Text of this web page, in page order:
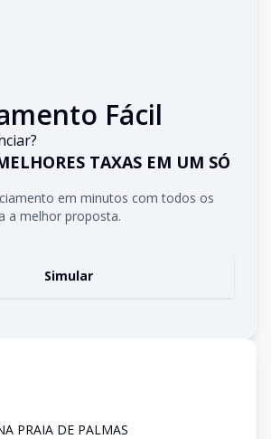
Fácil
TAXAS EM UM SÓ
em minutos com todos os
a melhor proposta.
Simular
PRAIA DE PALMAS